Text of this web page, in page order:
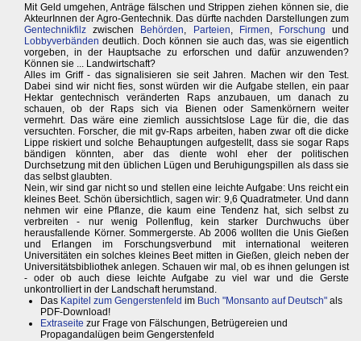
Mit Geld umgehen, Anträge fälschen und Strippen ziehen können sie, die
AkteurInnen der Agro-Gentechnik. Das dürfte nachden Darstellungen zum
Gentechnikfilz zwischen Behörden, Parteien, Firmen, Forschung und
Lobbyverbänden deutlich. Doch können sie auch das, was sie eigentlich
vorgeben, in der Hauptsache zu erforschen und dafür anzuwenden?
Können sie ... Landwirtschaft?
Alles im Griff - das signalisieren sie seit Jahren. Machen wir den Test.
Dabei sind wir nicht fies, sonst würden wir die Aufgabe stellen, ein paar
Hektar gentechnisch veränderten Raps anzubauen, um danach zu
schauen, ob der Raps sich via Bienen oder Samenkörnern weiter
vermehrt. Das wäre eine ziemlich aussichtslose Lage für die, die das
versuchten. Forscher, die mit gv-Raps arbeiten, haben zwar oft die dicke
Lippe riskiert und solche Behauptungen aufgestellt, dass sie sogar Raps
bändigen könnten, aber das diente wohl eher der politischen
Durchsetzung mit den üblichen Lügen und Beruhigungspillen als dass sie
das selbst glaubten.
Nein, wir sind gar nicht so und stellen eine leichte Aufgabe: Uns reicht ein
kleines Beet. Schön übersichtlich, sagen wir: 9,6 Quadratmeter. Und dann
nehmen wir eine Pflanze, die kaum eine Tendenz hat, sich selbst zu
verbreiten - nur wenig Pollenflug, kein starker Durchwuchs über
herausfallende Körner. Sommergerste. Ab 2006 wollten die Unis Gießen
und Erlangen im Forschungsverbund mit international weiteren
Universitäten ein solches kleines Beet mitten in Gießen, gleich neben der
Universitätsbibliothek anlegen. Schauen wir mal, ob es ihnen gelungen ist
- oder ob auch diese leichte Aufgabe zu viel war und die Gerste
unkontrolliert in der Landschaft herumstand.
Das Kapitel zum Gengerstenfeld im Buch "Monsanto auf Deutsch" als
PDF-Download!
Extraseite zur Frage von Fälschungen, Betrügereien und
Propagandalügen beim Gengerstenfeld